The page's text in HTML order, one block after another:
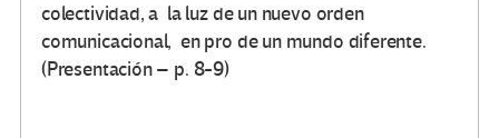
colectividad, a la luz de un nuevo orden
comunicacional, en pro de un mundo diferente.
(Presentación – p. 8-9)